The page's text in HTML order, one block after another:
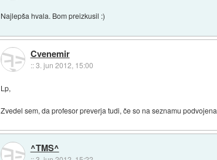
Najlepša hvala. Bom preizkusil :)
Cvenemir
::3. jun 2012, 15:00
Lp,
Zvedel sem, da profesor preverja tudi, če so na seznamu
^TMS^